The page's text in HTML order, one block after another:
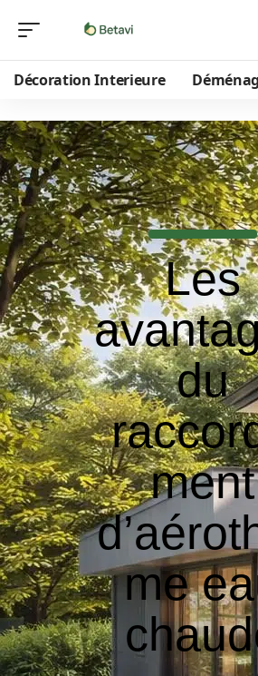
Décoration Interieure
Les
du
ment
me